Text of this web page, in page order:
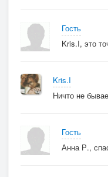
И лишь
Может, правда
Гость
Kris.I, это
Kris.I
Ничто не
Гость
Анна Р.,